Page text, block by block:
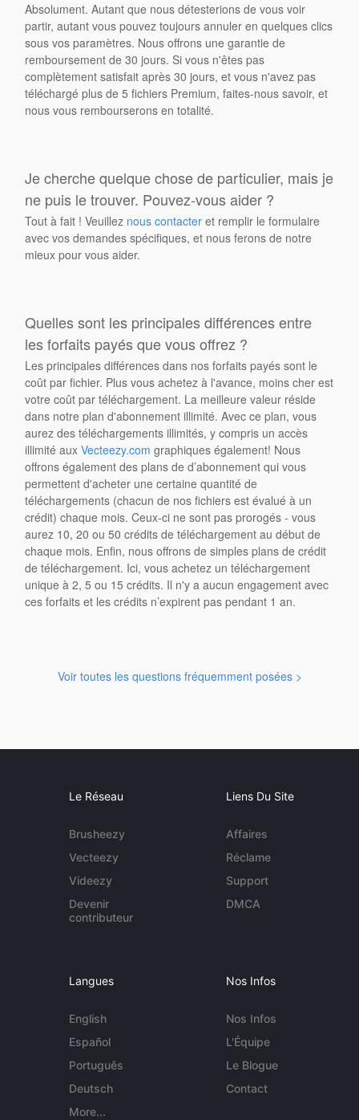
Absolument. Autant que nous détesterions de vous voir
partir, autant vous pouvez toujours annuler en quelques clics
sous vos paramètres. Nous offrons une garantie de
remboursement de 30 jours. Si vous n'êtes pas
complètement satisfait après 30 jours, et vous n'avez pas
téléchargé plus de 5 fichiers Premium, faites-nous savoir, et
nous vous rembourserons en totalité.
Je cherche quelque chose de particulier, mais je
ne puis le trouver. Pouvez-vous aider ?
Tout à fait ! Veuillez nous contacter et remplir le formulaire
avec vos demandes spécifiques, et nous ferons de notre
mieux pour vous aider.
Quelles sont les principales différences entre
les forfaits payés que vous offrez ?
Les principales différences dans nos forfaits payés sont le
coût par fichier. Plus vous achetez à l'avance, moins cher est
votre coût par téléchargement. La meilleure valeur réside
dans notre plan d'abonnement illimité. Avec ce plan, vous
aurez des téléchargements illimités, y compris un accès
illimité auxVecteezy.com graphiques également! Nous
offrons également des plans de d’abonnement qui vous
permettent d'acheter une certaine quantité de
téléchargements (chacun de nos fichiers est évalué à un
crédit) chaque mois. Ceux-ci ne sont pas prorogés - vous
aurez 10, 20 ou 50 crédits de téléchargement au début de
chaque mois. Enfin, nous offrons de simples plans de crédit
de téléchargement. Ici, vous achetez un téléchargement
unique à 2, 5 ou 15 crédits. Il n'y a aucun engagement avec
ces forfaits et les crédits n’expirent pas pendant 1 an.
Voir toutes les questions fréquemment posées >
Le Réseau
Brusheezy
Vecteezy
Videezy
Devenir
contributeur
Liens Du Site
Affaires
Réclame
Support
DMCA
Langues
English
Español
Português
Deutsch
More...
Nos Infos
Nos Infos
L'Équipe
Le Blogue
Contact